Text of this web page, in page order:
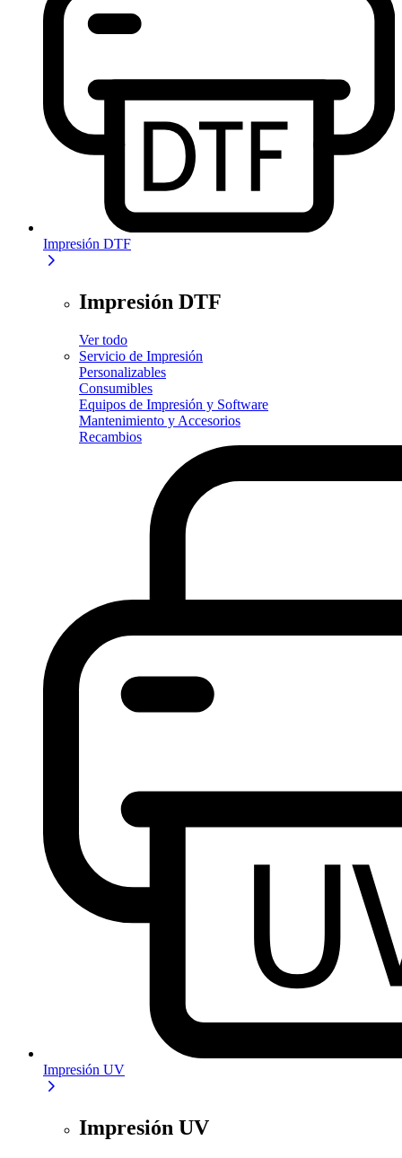
Impresión DTF
Impresión DTF
Ver todo
Servicio de Impresión
Personalizables
Consumibles
Equipos de Impresión y Software
Mantenimiento y Accesorios
Recambios
Impresión UV
Impresión UV